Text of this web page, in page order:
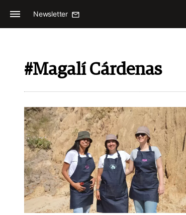
Newsletter
#Magalí Cárdenas